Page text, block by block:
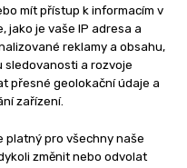
mít přístup k informacím v
jako je vaše IP adresa a
reklamy a obsahu,
sledovanosti a rozvoje
přesné geolokační údaje a
zařízení.
platný pro všechny naše
změnit nebo odvolat